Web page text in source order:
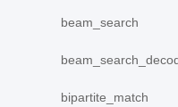
beam_search
bipartite_match